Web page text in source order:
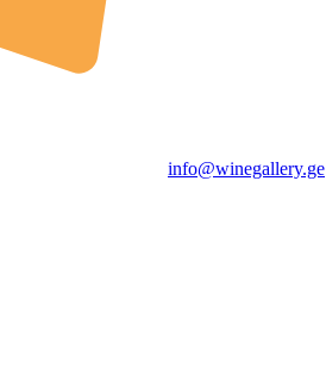
info@winegallery.ge